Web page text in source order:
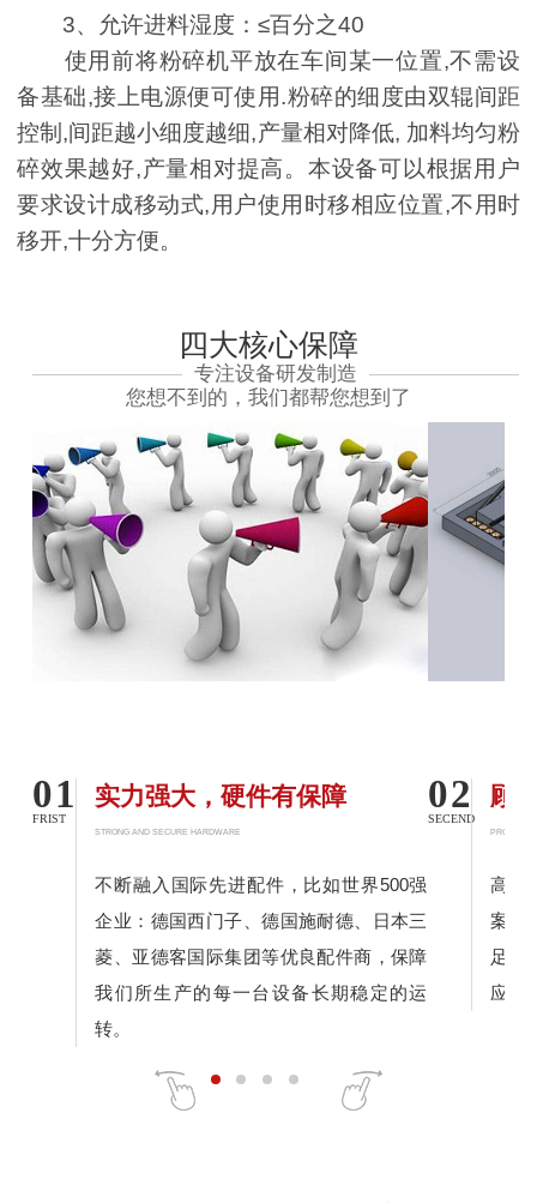
3、允许进料湿度：≤百分之40
使用前将粉碎机平放在车间某一位置,不需设
备基础,接上电源便可使用.粉碎的细度由双辊间距
控制,间距越小细度越细,产量相对降低, 加料均匀粉
碎效果越好,产量相对提高。本设备可以根据用户
要求设计成移动式,用户使用时移相应位置,不用时
移开,十分方便。
四大核心保障
专注设备研发制造
您想不到的，我们都帮您想到了
01
FRIST
实力强大，硬件有保障
STRONG AND SECURE HARDWARE
不断融入国际先进配件，比如世界500强
企业：德国西门子、德国施耐德、日本三
菱、亚德客国际集团等优良配件商，保障
我们所生产的每一台设备长期稳定的运
转。
02
SECEND
顾
高水
案，
足所
应，